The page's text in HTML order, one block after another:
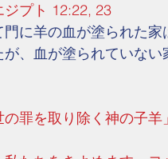
プト 12:22, 23
に羊の血が塗られた家
、血が塗られていない
の罪を取り除く神の子羊」